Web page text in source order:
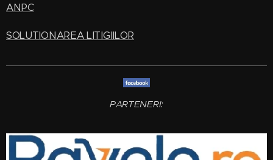
ANPC
SOLUTIONAREA LITIGIILOR
PARTENERI: